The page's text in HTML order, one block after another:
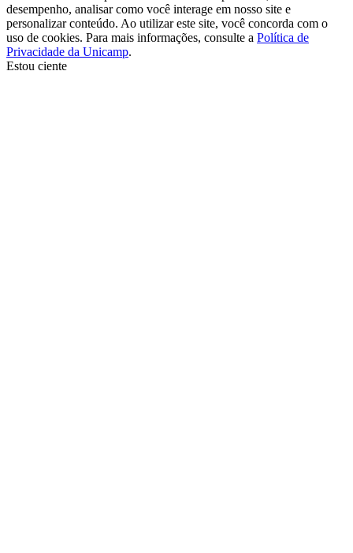
desempenho, analisar como você interage em nosso site e
personalizar conteúdo. Ao utilizar este site, você concorda com o
uso de cookies. Para mais informações, consulte a Política de
Privacidade da Unicamp.
Estou ciente